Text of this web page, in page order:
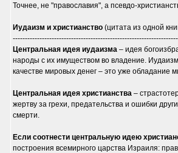
Точнее, не "православия", а псевдо-
Иудаизм и христианство (цитата из одной
Центральная идея иудаизма – идея
народы с их имуществом во владение.
качестве мировых денег – это уже обладание
Центральная идея христианства –
жертву за грехи, предательства и ошибки
смерти.
Если соотнести центральную идею
построения всемирного царства Израиля: